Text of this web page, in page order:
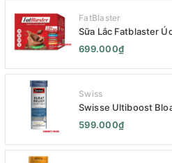
FatBlaster
Sữa Lắc Fatblaster
Naturopathica
Variety Pack 14 x
699.000₫
Swiss
Swisse Ultiboost
Kẹo Ngậm Giảm Đầy
Hóa - Swisse Bloat
599.000₫